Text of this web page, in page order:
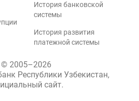
История банковской
системы
История развития
платежной системы
© 2005–2026
Республики Узбекистан,
сайт.